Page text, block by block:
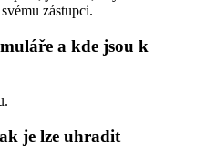
zástupci.
a kde jsou k
je lze uhradit